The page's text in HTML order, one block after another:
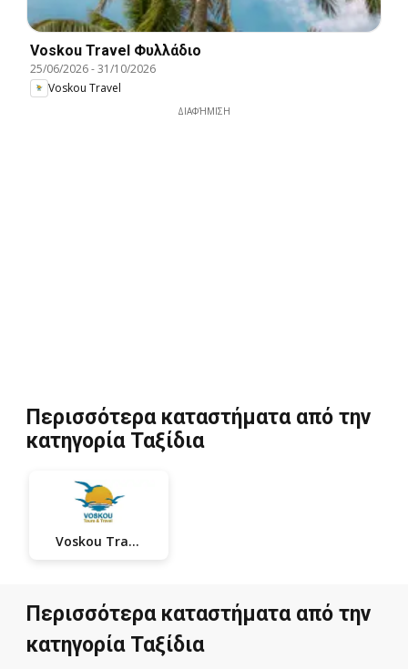
Voskou Travel Φυλλάδιο
25/06/2026-31/10/2026
Voskou Travel
ΔΙΑΦΉΜΙΣΗ
Περισσότερα καταστήματα από την
κατηγορία Ταξίδια
Voskou Travel
Περισσότερα καταστήματα από την
κατηγορία Ταξίδια